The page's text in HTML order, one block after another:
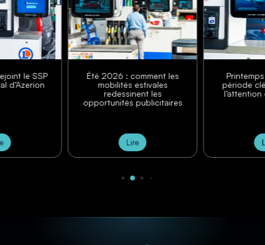
le SSP
d’Azerion
Été 2026 : comment les
mobilités estivales
redessinent les
opportunités publicitaires
Lire
période
l’attention